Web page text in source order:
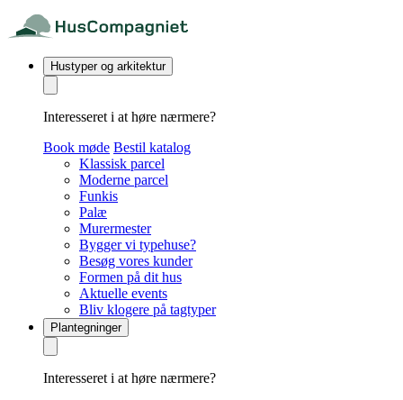
Hustyper og arkitektur
Interesseret i at høre nærmere?
Book møde Bestil katalog
Klassisk parcel
Moderne parcel
Funkis
Palæ
Murermester
Bygger vi typehuse?
Besøg vores kunder
Formen på dit hus
Aktuelle events
Bliv klogere på tagtyper
Plantegninger
Interesseret i at høre nærmere?